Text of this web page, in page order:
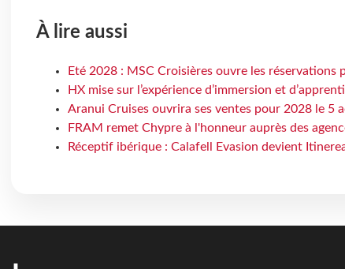
À lire aussi
Eté 2028 : MSC Croisières ouvre les réservations
HX mise sur l’expérience d’immersion et
Aranui Cruises ouvrira ses ventes pour 2028 le 5
FRAM remet Chypre à l'honneur auprès des
Réceptif ibérique : Calafell Evasion devient